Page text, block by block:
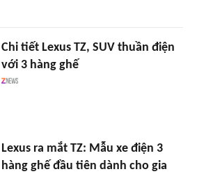
Chi tiết Lexus TZ, SUV thuần điện
với 3 hàng ghế
Lexus ra mắt TZ: Mẫu xe điện 3
hàng ghế đầu tiên dành cho gia